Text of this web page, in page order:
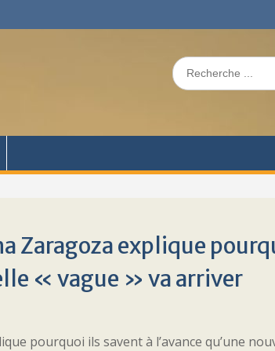
Search
for:
Zaragoza explique
« vague » va arriver
pourquoi ils savent à l’avance qu’une